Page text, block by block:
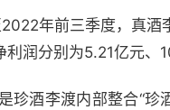
年前三季度，真
润分别为5.21亿元、
珍酒李渡内部整合“